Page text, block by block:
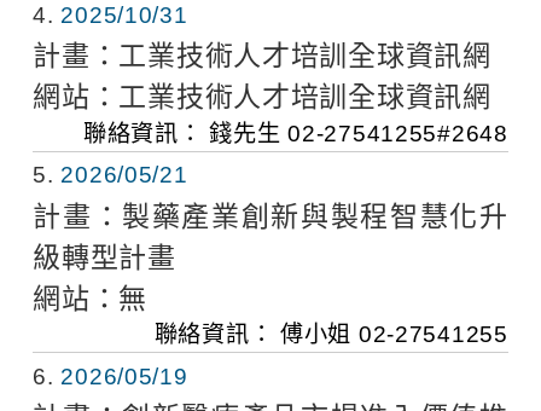
4
2025/10/31
計畫： 工業技術人才培訓全球資訊網
網站： 工業技術人才培訓全球資訊網
聯絡資訊：錢先生 02-27541255#2648
5
2026/05/21
計畫： 製藥產業創新與製程智慧化升
級轉型計畫
網站： 無
聯絡資訊： 傅小姐 02-27541255
6
2026/05/19